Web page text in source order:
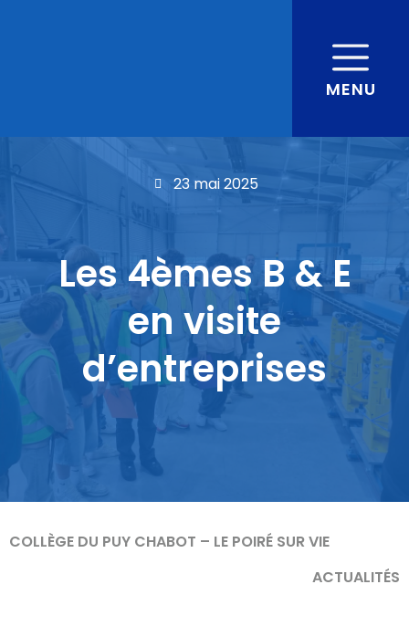
MENU
23 mai 2025
Les 4èmes B & E
en visite
d’entreprises
COLLÈGE DU PUY CHABOT – LE POIRÉ SUR VIE
ACTUALITÉS